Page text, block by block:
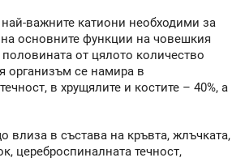
важните катиони необходими за
основните функции на човешкия
от цялото количество
организъм се намира в
в хрущялите и костите – 40%, а
влиза в състава на кръвта, жлъчката,
цереброспиналната течност,